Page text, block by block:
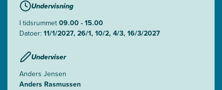
Undervisning
I tidsrummet09.00 - 15.00
Datoer:11/1/2027, 26/1, 10/2, 4/3, 16/3/2027
Underviser
Anders Jensen
Anders Rasmussen